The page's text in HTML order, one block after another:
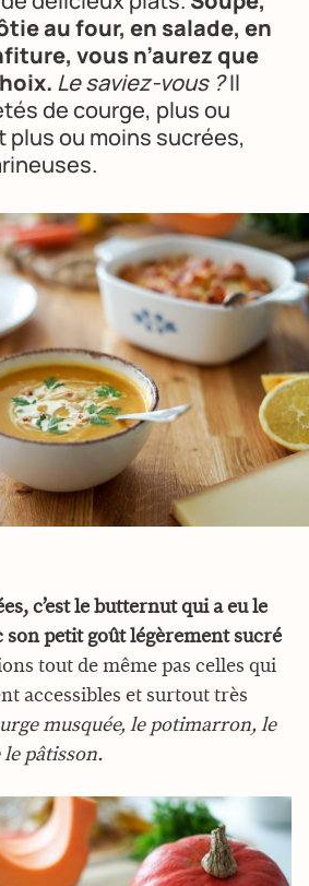
au four, en salade, en
vous n’aurez que
Le saviez-vous ?Il
de courge, plus ou
plus ou moins sucrées,
c’est le butternut qui a eu le
son petit goût légèrement sucré
tout de même pas celles qui
accessibles et surtout très
musquée, le potimarron, le
pâtisson.